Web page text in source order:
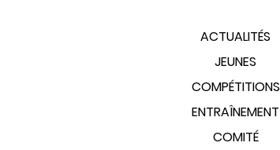
ACTUALITÉS
JEUNES
COMPÉTITIONS
ENTRAÎNEMENT
COMITÉ